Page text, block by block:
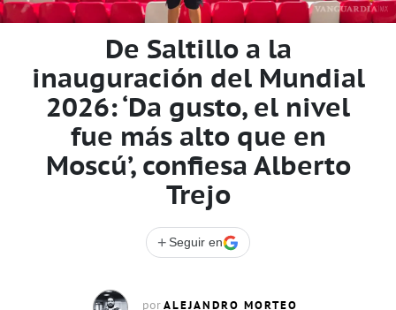
De Saltillo a la
inauguración del Mundial
2026: ‘Da gusto, el nivel
fue más alto que en
Moscú’, confiesa Alberto
Trejo
+ Seguir en
por ALEJANDRO MORTEO